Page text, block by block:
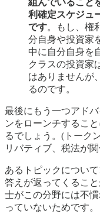
組んでいること
利確定スケジュ
です。もし、権
分自身や投資家
中に自分自身を
クラスの投資家
はありませんが
るのです。
最後にもう一つアド
ンをローンチするこ
るでしょう。(トーク
リバティブ、税法が
あるトピックについ
答えが返ってくるこ
士がこの分野には不
っていないためです